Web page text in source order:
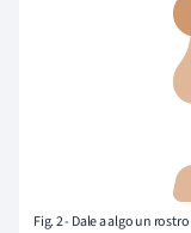
Fig. 2 - Dale a algo un